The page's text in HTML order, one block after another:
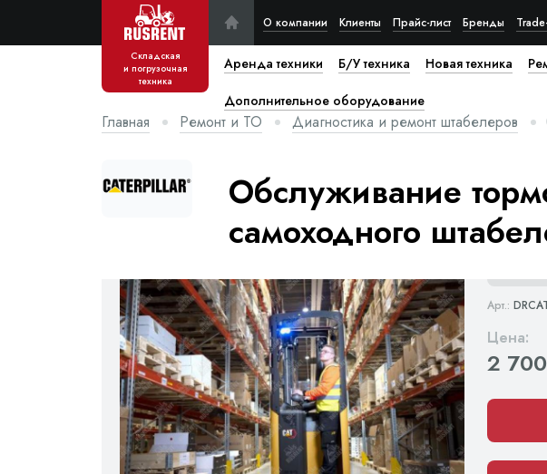
Складская
и погрузочная
техника
О компании Клиенты Прайс-лист Бренды
Аренда техники Б/У техника Новая техника
Дополнительное оборудование
Главная Ремонт и ТО Диагностика и ремонт штабелеров
Обслуживание
самоходного
Арт.:
Цена:
2 700